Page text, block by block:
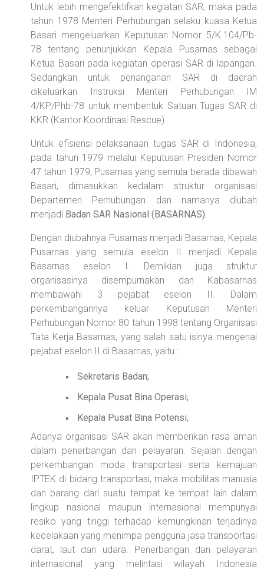
Untuk lebih mengefektifkan kegiatan SAR, maka pada
tahun 1978 Menteri Perhubungan selaku kuasa Ketua
Basari mengeluarkan Keputusan Nomor 5/K.104/Pb-
78 tentang penunjukkan Kepala Pusarnas sebagai
Ketua Basari pada kegiatan operasi SAR di lapangan.
Sedangkan untuk penanganan SAR di daerah
dikeluarkan Instruksi Menteri Perhubungan IM
4/KP/Phb-78 untuk membentuk Satuan Tugas SAR di
KKR (Kantor Koordinasi Rescue).
Untuk efisiensi pelaksanaan tugas SAR di Indonesia,
pada tahun 1979 melalui Keputusan Presiden Nomor
47 tahun 1979, Pusarnas yang semula berada dibawah
Basari, dimasukkan kedalam struktur organisasi
Departemen Perhubungan dan namanya diubah
menjadi Badan SAR Nasional (BASARNAS).
Dengan diubahnya Pusarnas menjadi Basarnas, Kepala
Pusarnas yang semula eselon II menjadi Kepala
Basarnas eselon I. Demikian juga struktur
organisasinya disempurnakan dan Kabasarnas
membawahi 3 pejabat eselon II. Dalam
perkembangannya keluar Keputusan Menteri
Perhubungan Nomor 80 tahun 1998 tentang Organisasi
Tata Kerja Basarnas, yang salah satu isinya mengenai
pejabat eselon II di Basarnas, yaitu :
Sekretaris Badan;
Kepala Pusat Bina Operasi;
Kepala Pusat Bina Potensi;
Adanya organisasi SAR akan memberikan rasa aman
dalam penerbangan dan pelayaran. Sejalan dengan
perkembangan moda transportasi serta kemajuan
IPTEK di bidang transportasi, maka mobilitas manusia
dan barang dari suatu tempat ke tempat lain dalam
lingkup nasional maupun internasional mempunyai
resiko yang tinggi terhadap kemungkinan terjadinya
kecelakaan yang menimpa pengguna jasa transportasi
darat, laut dan udara. Penerbangan dan pelayaran
internasional yang melintasi wilayah Indonesia